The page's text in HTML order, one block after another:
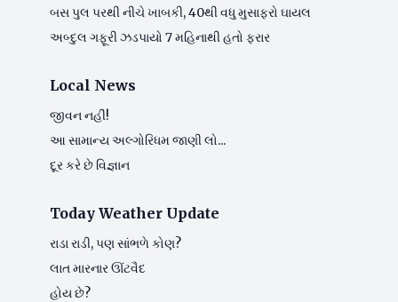
બસ પુલ પરથી નીચે ખાબકી, 40થી વધુ મુસાફરો ઘાયલ
અબ્દુલ ગફૂરી ઝડપાયો 7 મહિનાથી હતો ફરાર
Local News
જીવન નહીં!
આ સામાન્ય અલ્ગોરિધમ જાણી લો...
દૂર કરે છે વિજ્ઞાન
Today Weather Update
રાડા રાડી, પણ સાંભળે કોણ?
લાત મારનાર ઊંટવૈદ
હોય છે?